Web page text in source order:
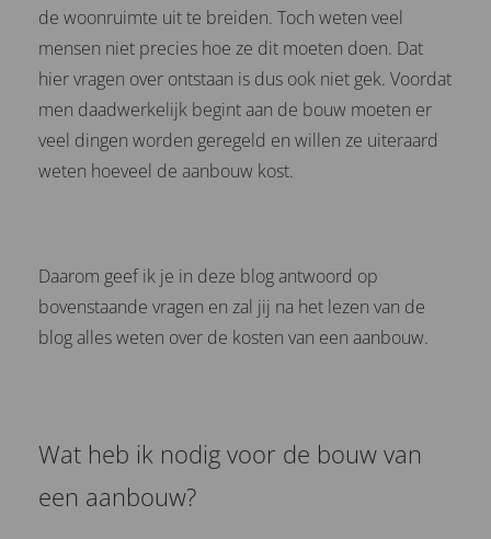
de woonruimte uit te breiden. Toch weten veel
mensen niet precies hoe ze dit moeten doen. Dat
hier vragen over ontstaan is dus ook niet gek. Voordat
men daadwerkelijk begint aan de bouw moeten er
veel dingen worden geregeld en willen ze uiteraard
weten hoeveel de aanbouw kost.
Daarom geef ik je in deze blog antwoord op
bovenstaande vragen en zal jij na het lezen van de
blog alles weten over de kosten van een aanbouw.
Wat heb ik nodig voor de bouw van
een aanbouw?